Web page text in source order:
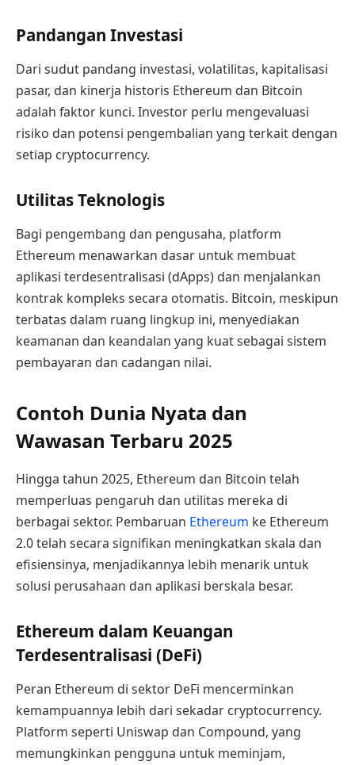
Pandangan Investasi
Dari sudut pandang investasi, volatilitas, kapitalisasi
pasar, dan kinerja historis Ethereum dan Bitcoin
adalah faktor kunci. Investor perlu mengevaluasi
risiko dan potensi pengembalian yang terkait dengan
setiap cryptocurrency.
Utilitas Teknologis
Bagi pengembang dan pengusaha, platform
Ethereum menawarkan dasar untuk membuat
aplikasi terdesentralisasi (dApps) dan menjalankan
kontrak kompleks secara otomatis. Bitcoin, meskipun
terbatas dalam ruang lingkup ini, menyediakan
keamanan dan keandalan yang kuat sebagai sistem
pembayaran dan cadangan nilai.
Contoh Dunia Nyata dan
Wawasan Terbaru 2025
Hingga tahun 2025, Ethereum dan Bitcoin telah
memperluas pengaruh dan utilitas mereka di
berbagai sektor. Pembaruan Ethereum ke Ethereum
2.0 telah secara signifikan meningkatkan skala dan
efisiensinya, menjadikannya lebih menarik untuk
solusi perusahaan dan aplikasi berskala besar.
Ethereum dalam Keuangan
Terdesentralisasi (DeFi)
Peran Ethereum di sektor DeFi mencerminkan
kemampuannya lebih dari sekadar cryptocurrency.
Platform seperti Uniswap dan Compound, yang
memungkinkan pengguna untuk meminjam,